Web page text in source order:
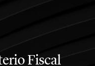
Fiscal